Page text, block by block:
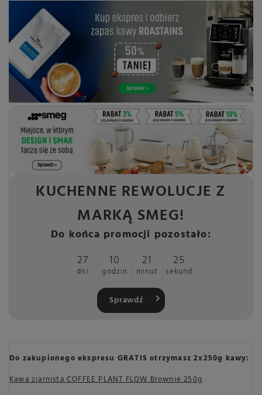
KUCHENNE REWOLUCJE Z
MARKĄ SMEG!
Do końca promocji pozostało:
27
dni
10
godzin
21
minut
23
sekund
Sprawdź
Do zakupionego ekspresu GRATIS otrzymasz 2x250g kawy:
Kawa ziarnista COFFEE PLANT FLOW Brownie 250g